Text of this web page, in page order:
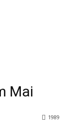
Mai
1989